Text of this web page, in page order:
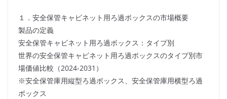
１．安全保管キャビネット用ろ過ボックスの市場概要
製品の定義
安全保管キャビネット用ろ過ボックス：タイプ別
世界の安全保管キャビネット用ろ過ボックスのタイプ別市
場価値比較（2024-2031）
※安全保管庫用縦型ろ過ボックス、安全保管庫用横型ろ過
ボックス